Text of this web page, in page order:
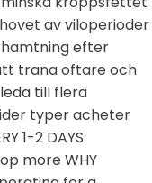
av viloperioder
efter
trana oftare och
till flera
typer acheter
1-2 DAYS
more WHY